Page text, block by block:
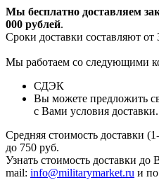
Мы бесплатно доставляем
000 рублей.
Сроки доставки составляют
Мы работаем со следующими
СДЭК
Вы можете предложить
с Вами условия доставки.
Средняя стоимость доставки
до 750 руб.
Узнать стоимость доставки
mail: info@militarymarket.ru и